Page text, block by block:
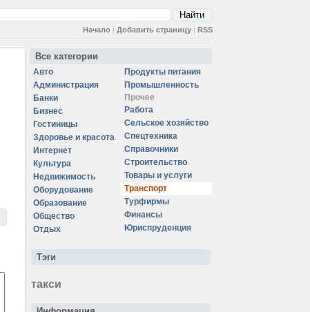
Начало | Добавить страницу | RSS
Все категории
Авто
Администрация
Банки
Бизнес
Гостиницы
Здоровье и красота
Интернет
Культура
Недвижимость
Оборудование
Образование
Общество
Отдых
Продукты питания
Промышленность
Прочее
Работа
Сельское хозяйство
Спецтехника
Справочники
Строительство
Товары и услуги
Транспорт
Турфирмы
Финансы
Юриспруденция
Тэги
такси